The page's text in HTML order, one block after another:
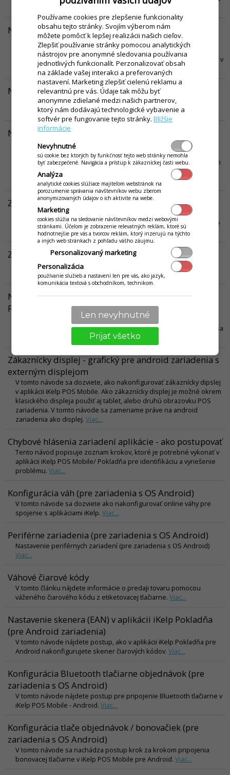
kategóriach predaja.
Nákup tovaru, skladový príjem - import príjemky
V tomto návode sa dozviete informácie, ako je možné importovať
skladovú príjemku na základe podkladov od dodávateľa, ako aj
postup ako správne tieto karty previzať s položkami, ktoré máte už v
systéme vytvorené. Viac...
Nákup tovaru, skladový príjem
Návod pre zaevidovanie skladového príjmu v aplikácii iKelp
Pokladňa.Viac...
Nastavenie dizajnu predaja na zariadení
V tomto návode nájdete súhrn základných nastavení grafického
rozhrania predaja na zariadení. Nastavenie dizajnu sa nastavuje
nezávisle na každom zariadení, či už sa jedná o zariadenie s väčším
monitorom na účtovanie za barom, alebo o prenosné zariadenie,
tzv. mobilného čašníka.Viac...
Zmena platidla na doklade
V tomto návode sa dozviete, ako v aplikácii vykonať zmenu platidla
na doklade. Ak zákazník napr. chce platiť hotovosťou, ale pri platbe
zistí, že nemá dostatočný obnos.Viac...
Zariadenia v iKelp Pokladňa
V tomto návode sa nachádza popísaný formulár zariadení, ktoré je
možné nakonfigurovať v aplikácii iKelp Pokladňa.
Viac...
Nastavenia výstupov zariadení v aplikácii iKelp
Pokladňa
V tomto návodu sú popísané výstupy aplikácie iKelp Pokladňa a ich
jednotlivé nastavenia. Výstupy je možné edivať pre výstupy, ktoré sa
Zákaznícky displej - grafický pre android zariadenia s
externým displejom
V tomto návode sa dozviete, ako nakonfigurovať zákaznícky dipslej
v aplikácii iKelp POS Mobile. Ako zákaznícky displej je možné okrem
klasického displeja použiť aj tablet, alebo druhú obrazovku POS
zariadenia. V tomto návode sa zameriame práve na android
zariadenia ako displej. Viac...
Chybové hlásenia zariadení aplikácie - ako postupovať
Tento návod popisuje zoznam krokov, ktoré je potrebné vykonať v
aplikácii iKelp POS Mobile/ Pokladňa pre identifikáciu a vyriešenie
problému. Viac...
Konfigurácia váh (pre zariadenia s OS Android)
V tomto návode sa dozviete ako nakonfigurovať online váhy pre
spojenie s aplikáciami iKelp. Viac...
Periférne zariadenia (pre zariadenia s OS Android)
Nastavenie periférnych zariadení (pre zariadenia s OS Android)
Viac...
Váhové čiarové kódy
V tomto článku nájdete informácie o predaji tovaru pomocou
váženého čiarového kódu z etiketovacej tlačiarne. Viac...
Nastavenie skenera (EAN) v aplikácii iKelp Pokladňa
(pre Android zariadenia)
V tomto návode nájdete postup, ako v aplikácii iKelp Pokladňa pre
Android nakonfigurujete skener čiarových kódov. Viac...
Konfigurácia Bluetooth tlačiarne objednávok (pre
zariadenia s OS Android)
V tomto návode nájdete postup pre pripojenie Bluetooth tlačiarne v
iKelp POS Mobile - Android. Viac...
Konfigurácia tlače objednávok / bonovačiek (pre
zariadenia s OS Android)
V tomto návode sa nachádza postup krok za krokom pripojenia
bonovacej tlačiarne v iKelp POS Mobile pre Android. Viac...
Používame cookies pre zlepšenie funkcionality
obsahu tejto stránky. Svojím výberom nám
môžete pomôcť k lepšej realizácii našich cieľov.
Zlepšiť používanie stránky pomocou analytických
nástrojov pre anonymné sledovania používania
jednotlivých funkcionalít. Perzonalizovať obsah
na základe vašej interakci a preferovaných
nastavení. Marketing zlepšiť cielenú reklamu a
relevantnú pre vás. Údaje tak môžu byť
anonymne zdielané medzi našich partnerov,
ktorý nám dodávajú technologické vybavenie a
softvér pre fungovanie tejto stránky.Bližšie
informácie
Nevyhnutné
sú cookie bez ktorých by funkčnosť tejto web stránky nemohla
byť zabezpečené. Navigácia a prístup k zákazníckej časti webu.
Analýza
analytické cookies slúžiace majiteľom webstránok na
porozumenie správania návštevníkov webu zberom
anonymizovaných údajov o ich aktivite na webe.
Marketing
cookies slúžia na sledovanie návštevníkov medzi webovými
stránkami. Účelom je zobrazenie relevatných reklám, ktoré sú
hodnotnejšie pre vás a tvorcov reklám, ktorý inzerujú na týchto
a iných web stránkach z pohľadu vášho záujmu.
Personalizovaný marketing
Personalizácia
používanie služieb a nastavení len pre vás, ako jazyk,
komunikácia textová s obchodníkom, technikom.
Len nevyhnutné
Prijať všetko